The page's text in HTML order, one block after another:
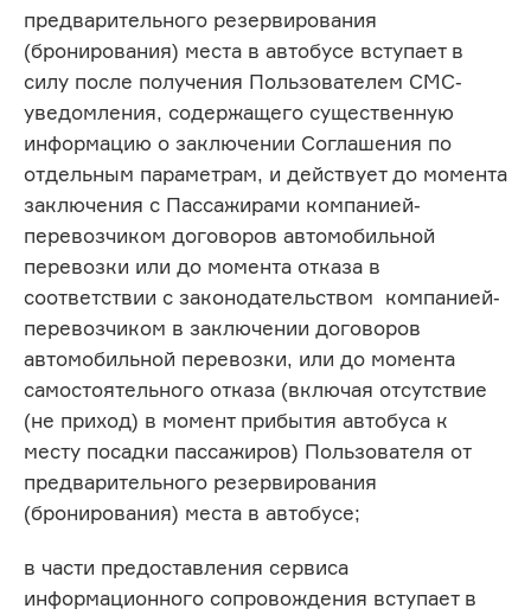
предварительного резервирования
(бронирования) места в автобусе вступает в
силу после получения Пользователем СМС-
уведомления, содержащего существенную
информацию о заключении Соглашения по
отдельным параметрам, и действует до момента
заключения с Пассажирами компанией-
перевозчиком договоров автомобильной
перевозки или до момента отказа в
соответствии с законодательством компанией-
перевозчиком в заключении договоров
автомобильной перевозки, или до момента
самостоятельного отказа (включая отсутствие
(не приход) в момент прибытия автобуса к
месту посадки пассажиров) Пользователя от
предварительного резервирования
(бронирования) места в автобусе;
в части предоставления сервиса
информационного сопровождения вступает в